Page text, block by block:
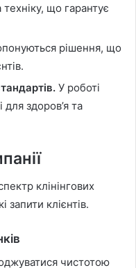
що гарантує
рішення, що
У роботі
здоров’я та
клінінгових
запити клієнтів.
чистотою